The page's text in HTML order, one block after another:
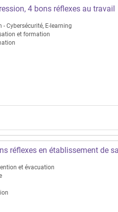
4 bons réflexes au travail
Cybersécurité, E-learning
et formation
réflexes en établissement de
et évacuation